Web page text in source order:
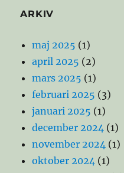
ARKIV
maj 2025 (1)
april 2025 (2)
mars 2025 (1)
februari 2025 (3)
januari 2025 (1)
december 2024 (1)
november 2024 (1)
oktober 2024 (1)